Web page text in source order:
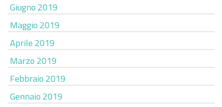
Giugno 2019
Maggio 2019
Aprile 2019
Marzo 2019
Febbraio 2019
Gennaio 2019